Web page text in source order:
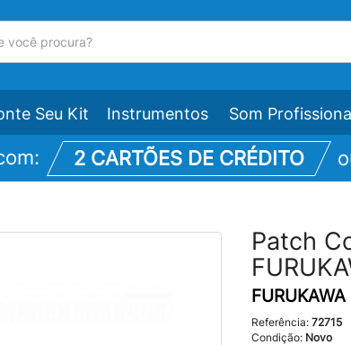
Seu Kit Instrumentos Som
2 CARTÕES DE CRÉDITO
Patch
Referência: 72715
Condição: Novo